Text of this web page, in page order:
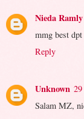
Nieda Ramly
mmg best dpt
Reply
Unknown
Salam MZ,